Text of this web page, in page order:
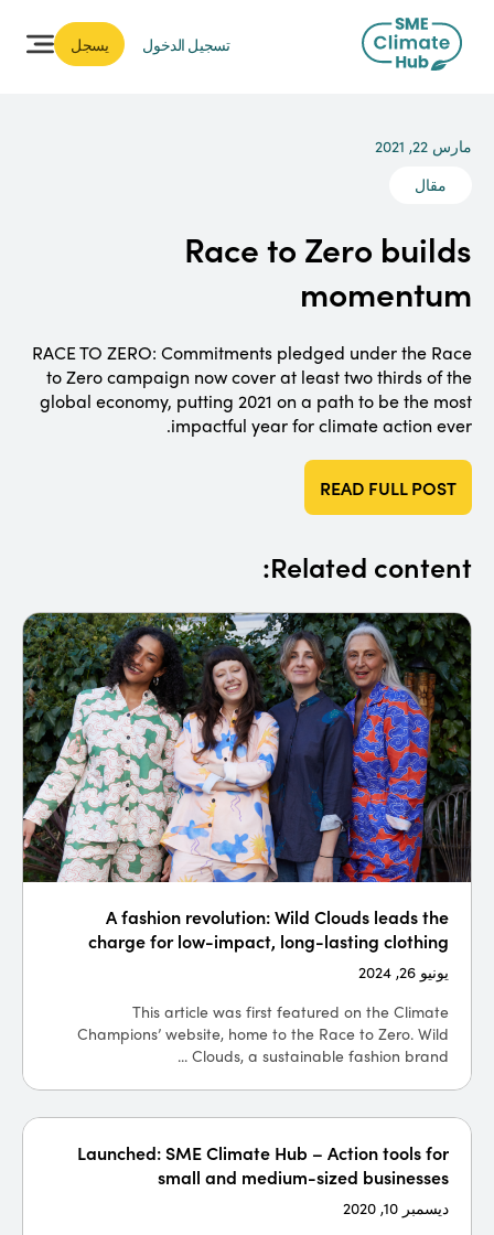
تسجيل الدخول يسجل
مارس 22, 2021
مقال
Race to Zero builds
momentum
RACE TO ZERO: Commitments pledged under the Race
to Zero campaign now cover at least two thirds of the
global economy, putting 2021 on a path to be the most
impactful year for climate action ever.
READ FULL POST
Related content:
A fashion revolution: Wild Clouds leads the
charge for low-impact, long-lasting clothing
يونيو 26, 2024
This article was first featured on the Climate
Champions’ website, home to the Race to Zero. Wild
Clouds, a sustainable fashion brand ...
Launched: SME Climate Hub – Action tools for
small and medium-sized businesses
ديسمبر 10, 2020